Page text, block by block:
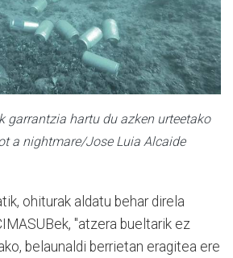
garrantzia hartu du azken urteetako
a nightmare/Jose Luia Alcaide
ohiturak aldatu behar direla
"atzera bueltarik ez
belaunaldi berrietan eragitea ere